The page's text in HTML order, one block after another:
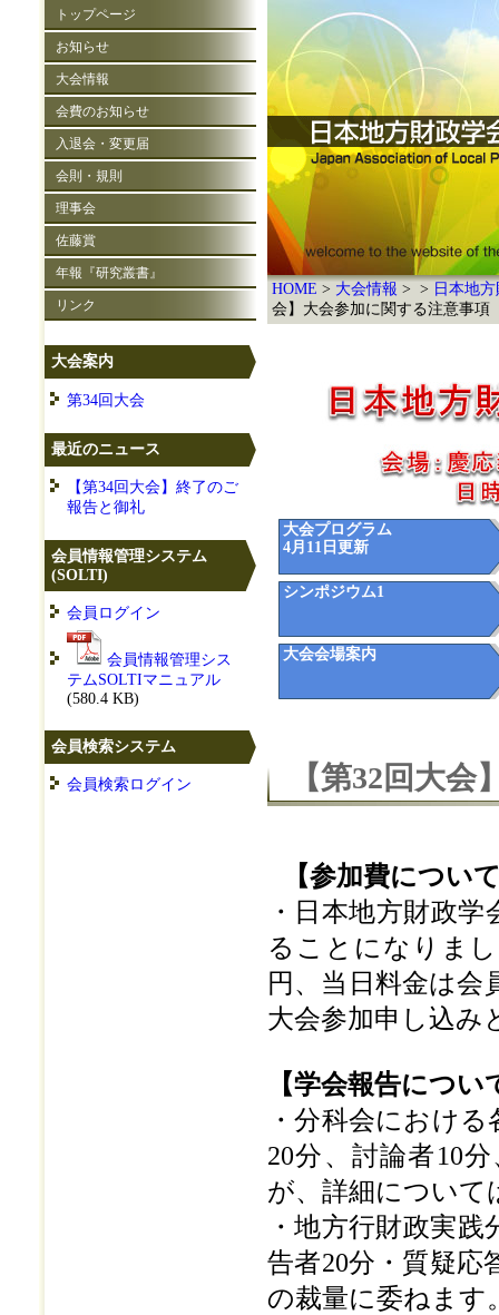
HOME 大会情報
日本地
会】大会参加に関する注意事項
大会プログラム
4月11日更新
シンポジウム1
大会会場案内
【第32回大
【参加費につい
・日本地方財政
ることになりま
円、当日料金は会
大会参加申し込み
【学会報告につい
・分科会におけ
20分、討論者10
が、詳細について
・地方行財政実
告者20分・質疑応
の裁量に委ねます
トップページ
お知らせ
大会情報
会費のお知らせ
入退会・変更届
会則・規則
理事会
佐藤賞
年報『研究叢書』
リンク
大会案内
第34回大会
最近のニュース
【第34回大会】終了のご
報告と御礼
会員情報管理システム
(SOLTI)
会員ログイン
会員情報管理シス
テムSOLTIマニュアル
(580.4 KB)
会員検索システム
会員検索ログイン